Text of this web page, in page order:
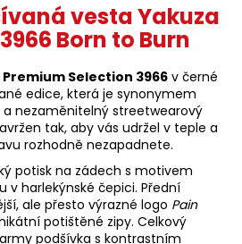
vesta Yakuza
Born to Burn
Premium Selection 3966 v černé
edice, která je synonymem
nezaměnitelný streetwearový
tak, aby vás udržel v teple a
rozhodně nezapadnete.
potisk na zádech s motivem
v harlekýnské čepici. Přední
ale přesto výrazné logo Pain
potištěné zipy. Celkový
podšívka s kontrastním